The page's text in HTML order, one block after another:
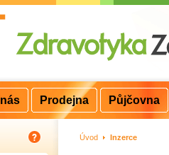
Úvod > Inzerce
Prodejna Půjčovna